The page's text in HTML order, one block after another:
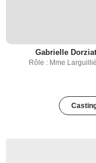
Gabrielle Dorziat
Rôle : Mme